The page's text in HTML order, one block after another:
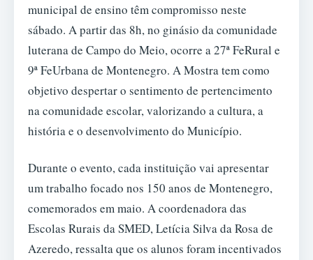
municipal de ensino têm compromisso neste
sábado. A partir das 8h, no ginásio da comunidade
luterana de Campo do Meio, ocorre a 27ª FeRural e
9ª FeUrbana de Montenegro. A Mostra tem como
objetivo despertar o sentimento de pertencimento
na comunidade escolar, valorizando a cultura, a
história e o desenvolvimento do Município.
Durante o evento, cada instituição vai apresentar
um trabalho focado nos 150 anos de Montenegro,
comemorados em maio. A coordenadora das
Escolas Rurais da SMED, Letícia Silva da Rosa de
Azeredo, ressalta que os alunos foram incentivados